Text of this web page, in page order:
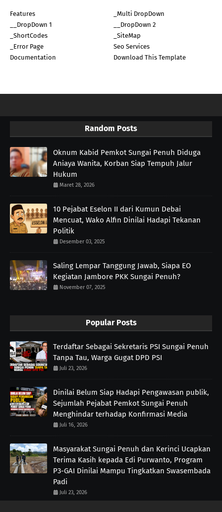
Features
_Multi DropDown
__DropDown 1
__DropDown 2
_ShortCodes
_SiteMap
_Error Page
Seo Services
Documentation
Download This Template
Random Posts
Oknum Kabid Pemkot Sungai Penuh Diduga
Aniaya Wanita, Korban Siap Tempuh Jalur
Hukum
Maret 28, 2026
10 Pejabat Eselon II dari Kumun Debai
Mencuat, Wako Alfin Dinilai Hadapi Tekanan
Politik
Desember 03, 2025
Saling Lempar Tanggung Jawab, Siapa EO
Kegiatan Jambore PKK Sungai Penuh?
November 07, 2025
Popular Posts
Terdaftar Sebagai Sekretaris PSI Sungai Penuh
Tanpa Tau, Warga Gugat DPD PSI
Juli 23, 2026
Dinilai Belum Siap Hadapi Pengawasan publik,
Sejumlah Pejabat Pemkot Sungai Penuh
Menghindar terhadap Konfirmasi Media
Juli 16, 2026
Masyarakat Sungai Penuh dan Kerinci Ucapkan
Terima Kasih kepada Edi Purwanto, Program
P3-GAI Dinilai Mampu Tingkatkan Swasembada
Padi
Juli 23, 2026